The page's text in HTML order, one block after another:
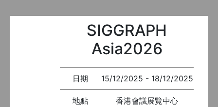
SIGGRAPH
Asia2026
日期 15/12/2025 - 18/12/2025
地點 香港會議展覽中心